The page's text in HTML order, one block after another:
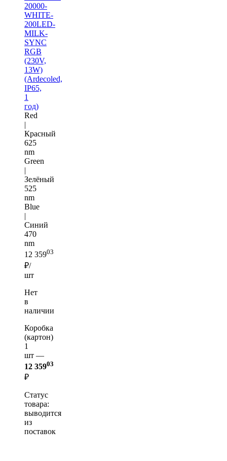
20000-
WHITE-
200LED-
MILK-
SYNC
RGB
(230V,
13W)
(Ardecoled,
IP65,
1
год)
Red
|
Красный
625
nm
Green
|
Зелёный
525
nm
Blue
|
Синий
470
nm
12 35903
₽/
шт
Нет
в
наличии
Коробка
(картон)
1
шт —
12 35903
₽
Статус
товара:
выводится
из
поставок